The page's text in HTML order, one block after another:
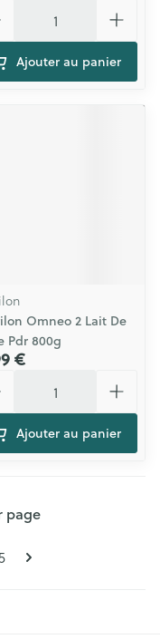
Ajouter au panier
Omneo 2 Lait De
Pdr 800g
€
Ajouter au panier
la page
Page
5
page